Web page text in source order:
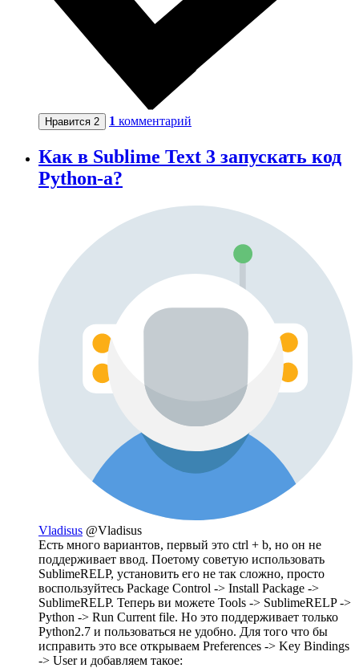
Нравится 2 1 комментарий
Как в Sublime Text 3 запускать код
Python-a?
Vladisus @Vladisus
Есть много вариантов, первый это ctrl + b, но он не
поддерживает ввод. Поетому советую использовать
SublimeRELP, установить его не так сложно, просто
воспользуйтесь Package Control -> Install Package ->
SublimeRELP. Теперь ви можете Tools -> SublimeRELP ->
Python -> Run Current file. Но это поддерживает только
Python2.7 и пользоваться не удобно. Для того что бы
исправить это все открываем Preferences -> Key Bindings
-> User и добавляем такое: